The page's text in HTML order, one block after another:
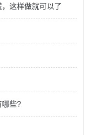
这样做就可以了
哪些?